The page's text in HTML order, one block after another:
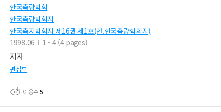
한국측량학회
한국측량학회지
한국측지학회지 제16권 제1호(현.한국측량학회지)
1998.06
1 - 4 (4 pages)
저자
편집부
이용수5